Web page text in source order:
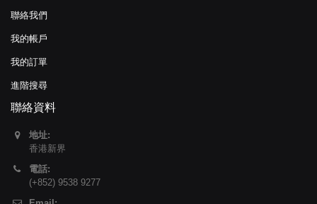
聯絡我們
我的帳戶
我的訂單
進階搜尋
聯絡資料
地址:
香港新界
電話:
(+852) 9538 9277